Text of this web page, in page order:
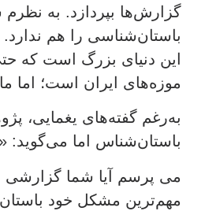
گزارش‌ها بپردازد. به
باستان‌شناسی را هم
این دنیای بزرگ است که
موزه‌های ایران است؛ اما
به‌رغم گفته‌های یغمایی،
باستان‌شناس اما می‌گوید:
می پرسم آیا شما گزارشی
مهم‌ترین مشکل خود